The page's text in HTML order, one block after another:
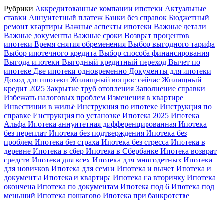
Рубрики Аккредитованные компании ипотеки Актуальные
ставки Аннуитетный платеж Банки без справок Бюджетный
ремонт квартиры Важные аспекты ипотеки Важные детали
Важные документы Важные сроки Возврат процентов
ипотеки Время снятия обременения Выбор выгодного тарифа
Выбор ипотечного кредита Выбор способа финансирования
Выгода ипотеки Выгодный кредитный переход Вычет по
ипотеке Две ипотеки одновременно Документы для ипотеки
Доход для ипотеки Жилищный вопрос сейчас Жилищный
кредит 2025 Закрытие труб отопления Заполнение справки
Избежать налоговых проблем Изменения в квартире
Инвестиции в жильё Инструкция по ипотеке Инструкция по
справке Инструкция по установке Ипотека 2025 Ипотека
Альфа Ипотека аннуитетная дифференцированная Ипотека
без переплат Ипотека без подтверждения Ипотека без
проблем Ипотека без страха Ипотека без стресса Ипотека в
деревне Ипотека в сбер Ипотека в Сбербанке Ипотека возврат
средств Ипотека для всех Ипотека для многодетных Ипотека
для новичков Ипотека для семьи Ипотека и вычет Ипотека и
документы Ипотека и квартира Ипотека на вторичку Ипотека
окончена Ипотека по документам Ипотека под 6 Ипотека под
меньший Ипотека пошагово Ипотека при банкротстве